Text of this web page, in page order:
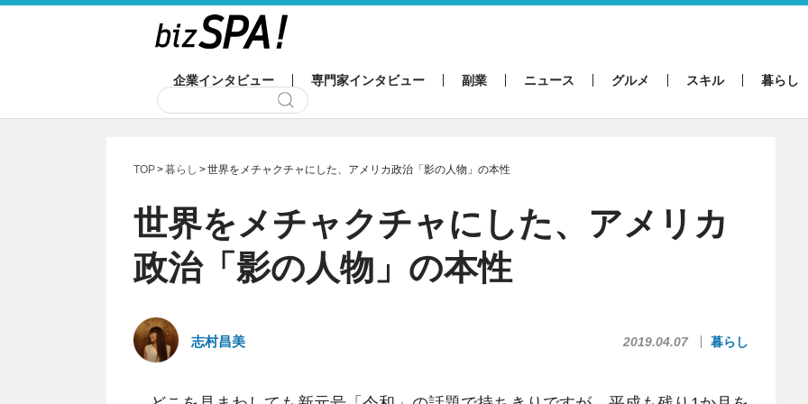
企業インタビュー 専門家インタビュー 副業 ニュース グルメ スキル 暮らし
TOP 暮らし 世界をメチャクチャにした、アメリカ政治「影の人物」の本性
世界をメチャクチャにした、アメリカ
政治「影の人物」の本性
志村昌美 2019.04.07 暮らし